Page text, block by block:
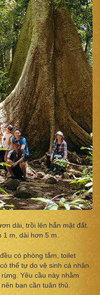
dài, trồi lên hẳn mặt đất.
1 m, dài hơn 5 m.
có phòng tắm, toilet
thể tự do vệ sinh cá nhân.
Yêu cầu này nhằm
bạn cần tuân thủ.